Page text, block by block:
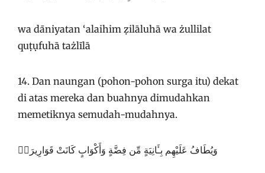
wa dāniyatan ‘alaihim ẓilāluhā wa żullilat
quṭụfuhā tażlīlā
14. Dan naungan (pohon-pohon surga itu) dekat
di atas mereka dan buahnya dimudahkan
memetiknya semudah-mudahnya.
وَيُطَافُ عَلَيْهِم بِـَٔانِيَةٍ مِّن فِضَّةٍ وَأَكْوَابٍ كَانَتْ قَوَارِيرَا۠